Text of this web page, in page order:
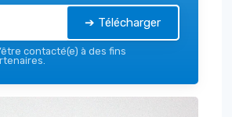
➔ Télécharger
contacté(e) à des fins